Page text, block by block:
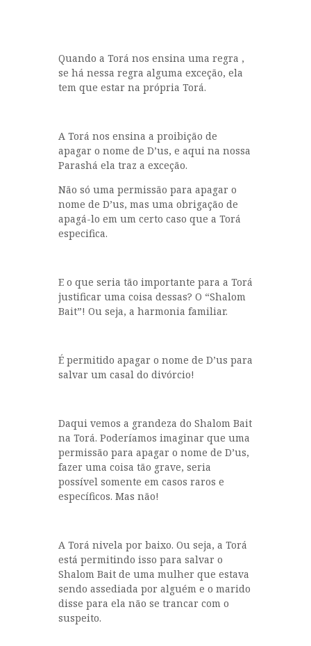
Quando a Torá nos ensina uma regra ,
se há nessa regra alguma exceção, ela
tem que estar na própria Torá.
A Torá nos ensina a proibição de
apagar o nome de D’us, e aqui na nossa
Parashá ela traz a exceção.
Não só uma permissão para apagar o
nome de D’us, mas uma obrigação de
apagá-lo em um certo caso que a Torá
especifica.
E o que seria tão importante para a Torá
justificar uma coisa dessas? O “Shalom
Bait”! Ou seja, a harmonia familiar.
É permitido apagar o nome de D’us para
salvar um casal do divórcio!
Daqui vemos a grandeza do Shalom Bait
na Torá. Poderíamos imaginar que uma
permissão para apagar o nome de D’us,
fazer uma coisa tão grave, seria
possível somente em casos raros e
específicos. Mas não!
A Torá nivela por baixo. Ou seja, a Torá
está permitindo isso para salvar o
Shalom Bait de uma mulher que estava
sendo assediada por alguém e o marido
disse para ela não se trancar com o
suspeito.